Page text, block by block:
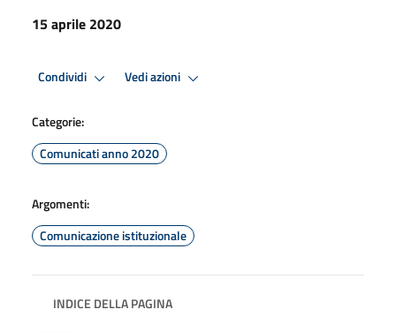
15 aprile 2020
Condividi Vedi azioni
Categorie:
Comunicati anno 2020
Argomenti:
Comunicazione istituzionale
INDICE DELLA PAGINA